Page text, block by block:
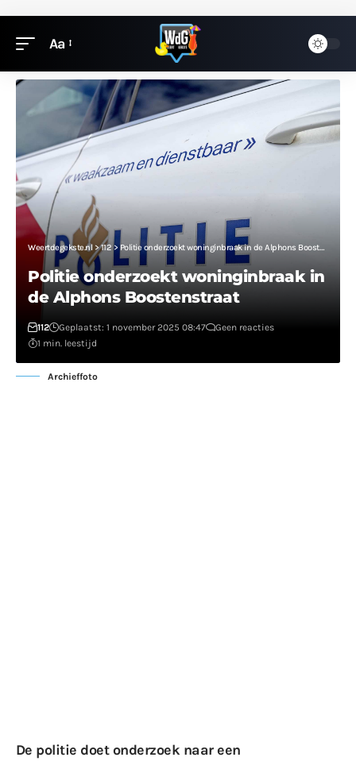
Aa
Weertdegekste.nl>112 > Politie onderzoekt woninginbraak in de Alphons Boostenstraat
Politie onderzoekt woninginbraak in
de Alphons Boostenstraat
112 Geplaatst: 1 november 2025 08:47
Geen reacties
1 min. leestijd
Archieffoto
De politie doet onderzoek naar een